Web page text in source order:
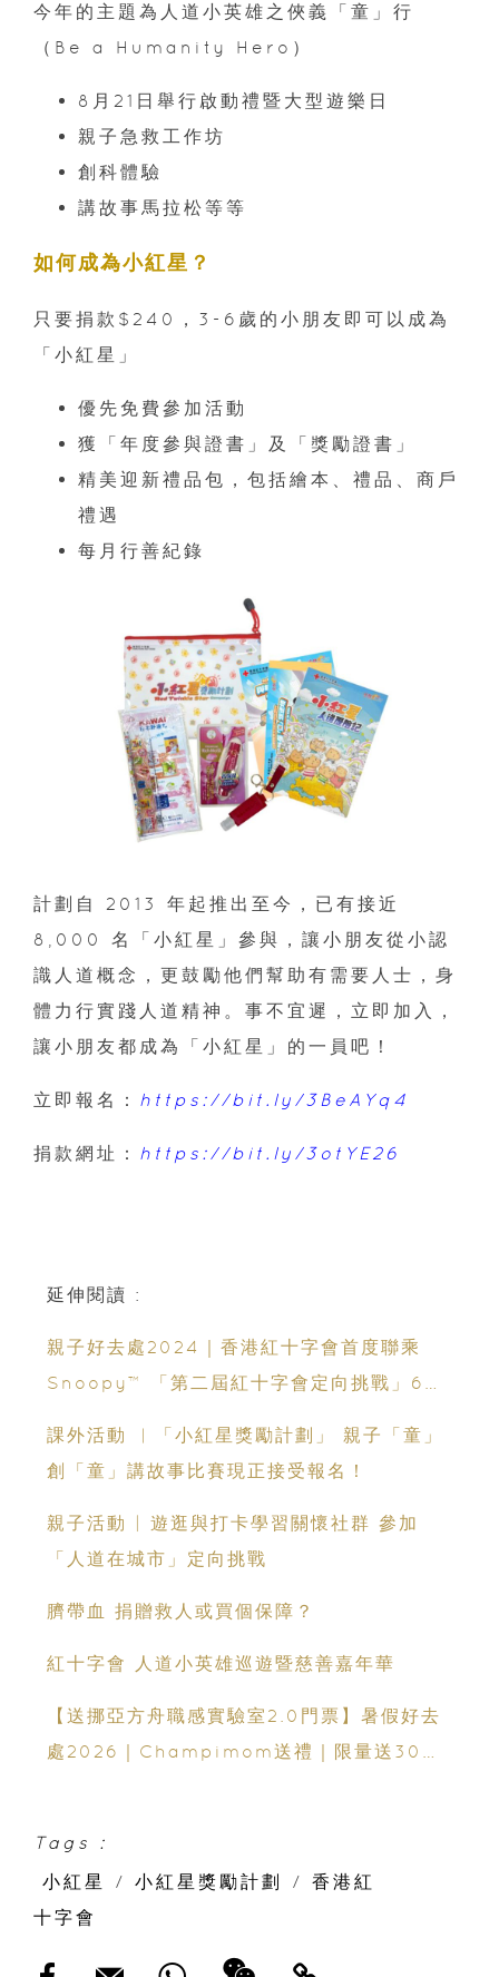
今年的主題為人道小英雄之俠義「童」行
（Be a Humanity Hero）
8月21日舉行啟動禮暨大型遊樂日
親子急救工作坊
創科體驗
講故事馬拉松等等
如何成為小紅星？
只要捐款$240，3-6歲的小朋友即可以成為
「小紅星」
優先免費參加活動
獲「年度參與證書」及「獎勵證書」
精美迎新禮品包，包括繪本、禮品、商戶
禮遇
每月行善紀錄
計劃自 2013 年起推出至今，已有接近
8,000 名「小紅星」參與，讓小朋友從小認
識人道概念，更鼓勵他們幫助有需要人士，身
體力行實踐人道精神。事不宜遲，立即加入，
讓小朋友都成為「小紅星」的一員吧！
立即報名： https://bit.ly/3BeAYq4
捐款網址： https://bit.ly/3otYE26
延伸閱讀 :
親子好去處2024｜香港紅十字會首度聯乘
Snoopy™ 「第二屆紅十字會定向挑戰」60
課外活動 ︳「小紅星獎勵計劃」 親子「童」
創「童」講故事比賽現正接受報名！
親子活動 | 遊逛與打卡學習關懷社群 參加
「人道在城市」定向挑戰
臍帶血 捐贈救人或買個保障？
紅十字會 人道小英雄巡遊暨慈善嘉年華
【送挪亞方舟職感實驗室2.0門票】暑假好去
處2026｜Champimom送禮｜限量送30套
Tags :
小紅星
/ 小紅星獎勵計劃 /
香港紅
十字會